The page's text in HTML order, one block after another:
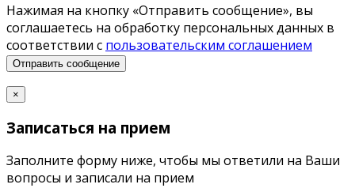
Нажимая на кнопку «Отправить сообщение», вы
соглашаетесь на обработку персональных данных в
соответствии с пользовательским соглашением
Отправить сообщение
×
Записаться на прием
Заполните форму ниже, чтобы мы ответили на Ваши
вопросы и записали на прием